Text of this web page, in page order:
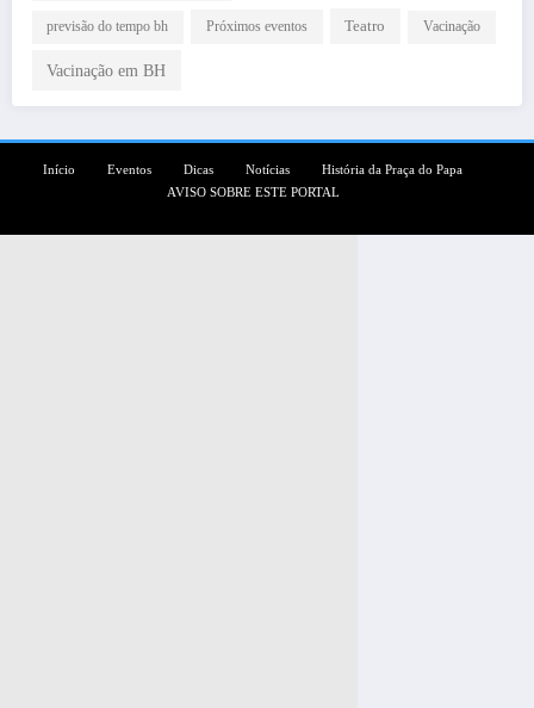
previsão do tempo bh Próximos eventos Teatro Vacinação
Vacinação em BH
Início Eventos Dicas Notícias
História da Praça do Papa
AVISO SOBRE ESTE PORTAL